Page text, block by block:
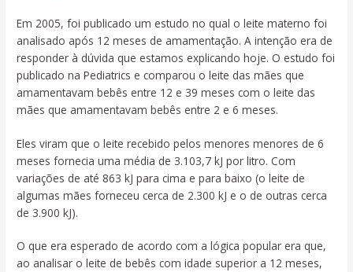
Em 2005, foi publicado um estudo no qual o leite materno foi
analisado após 12 meses de amamentação. A intenção era de
responder à dúvida que estamos explicando hoje. O estudo foi
publicado na Pediatrics e comparou o leite das mães que
amamentavam bebês entre 12 e 39 meses com o leite das
mães que amamentavam bebês entre 2 e 6 meses.
Eles viram que o leite recebido pelos menores menores de 6
meses fornecia uma média de 3.103,7 kJ por litro. Com
variações de até 863 kJ para cima e para baixo (o leite de
algumas mães forneceu cerca de 2.300 kJ e o de outras cerca
de 3.900 kJ).
O que era esperado de acordo com a lógica popular era que,
ao analisar o leite de bebês com idade superior a 12 meses,